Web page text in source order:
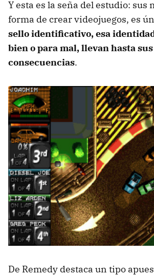
Y esta es la seña del estudio: sus
forma de crear videojuegos, es
sello identificativo, esa
bien o para mal, llevan hasta
consecuencias.
De Remedy destaca un tipo